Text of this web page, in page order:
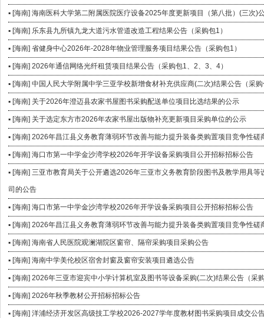
▪ [海南] 海南医科大学第二附属医院医疗设备2025年度更新项目（第八批）(三次)
▪ [海南] 乐东县九所镇九龙大道污水管道改造工程结果公告（采购包1）
▪ [海南] 省健身中心2026年-2028年物业管理服务项目结果公告（采购包1）
▪ [海南] 2026年通信网络光纤租赁项目结果公告（采购包1、2、3、4）
▪ [海南] 中国人民大学附属中学三亚学校新增食材补充供应商(二次)结果公告（采
▪ [海南] 关于2026年澄迈县农家书屋图书采购配送单位项目比选结果的公示
▪ [海南] 关于选定东方市2026年农家书屋出版物补充更新项目采购单位的公示
▪ [海南] 2026年昌江县义务教育薄弱环节改善与能力提升装备类购置项目竞争性磋
▪ [海南] 海口市第一中学金沙湾学校2026年开学设备采购项目公开招标招标公告
▪ [海南] 三亚市教育局关于公开遴选2026年三亚市义务教育阶段图书及教学用具等
司的公告
▪ [海南] 海口市第一中学金沙湾学校2026年开学设备采购项目公开招标招标公告
▪ [海南] 2026年昌江县义务教育薄弱环节改善与能力提升装备类购置项目竞争性磋
▪ [海南] 海南省人民医院观澜湖院区窗帘、隔帘采购项目采购公告
▪ [海南] 海南中学美伦校区宿舍封窗及窗帘安装项目遴选公告
▪ [海南] 2026年三亚市迎宾中小学计算机室及图书等设备采购(二次)结果公告（采
▪ [海南] 2026年秋季教材公开招标招标公告
▪ [海南] 洋浦经济开发区高级技工学校2026-2027学年度教材图书采购项目成交公